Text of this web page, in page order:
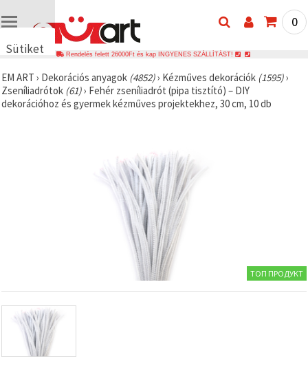
Sütiket
🍪 Cookie-
kat és
hasonló
a
valamint
relevánsabb
tartalmat
hirdetéseket
0
Rendelés felett 26000Ft és kap INGYENES SZÁLLÍTÁST!
EM ART › Dekorációs anyagok (4852)› Kézműves dekorációk (1595)›
Zseníliadrótok (61)› Fehér zseníliadrót (pipa tisztító) – DIY
dekorációhoz és gyermek kézműves projektekhez, 30 cm, 10 db
ТОП ПРОДУКТ